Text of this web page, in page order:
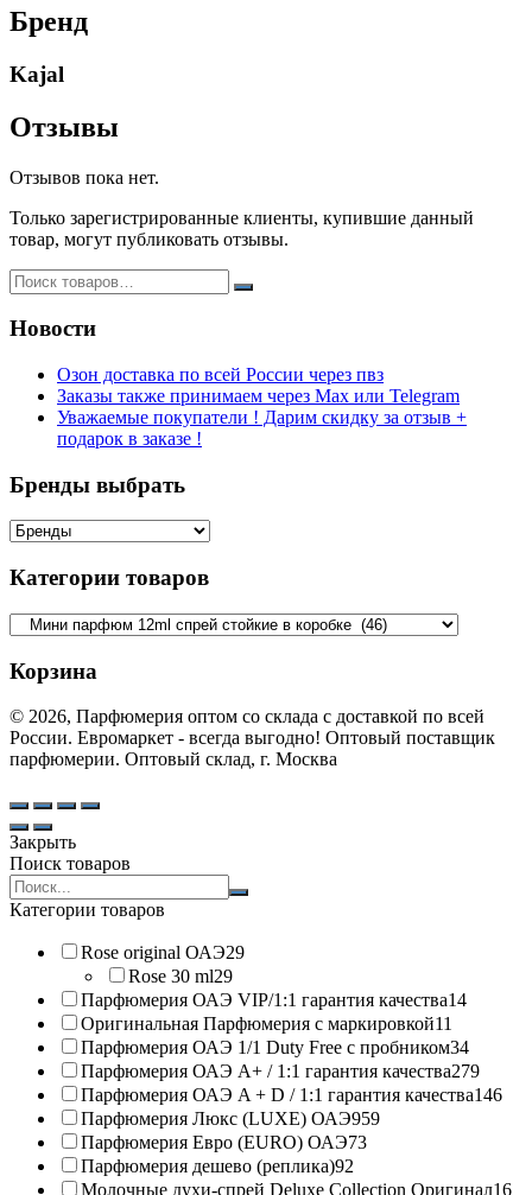
Бренд
Kajal
Отзывы
Отзывов пока нет.
Только зарегистрированные клиенты, купившие данный
товар, могут публиковать отзывы.
Новости
Озон доставка по всей России через пвз
Заказы также принимаем через Max или Telegram
Уважаемые покупатели ! Дарим скидку за отзыв +
подарок в заказе !
Бренды выбрать
Категории товаров
Корзина
© 2026, Парфюмерия оптом со склада с доставкой по всей
России. Евромаркет - всегда выгодно! Оптовый поставщик
парфюмерии. Оптовый склад, г. Москва
Закрыть
Поиск товаров
Search
products:
Категории товаров
Rose original ОАЭ29
Rose 30 ml29
Парфюмерия ОАЭ VIP/1:1 гарантия качества14
Оригинальная Парфюмерия с маркировкой11
Парфюмерия ОАЭ 1/1 Duty Free с пробником34
Парфюмерия ОАЭ A+ / 1:1 гарантия качества279
Парфюмерия ОАЭ A + D / 1:1 гарантия качества146
Парфюмерия Люкс (LUXE) ОАЭ959
Парфюмерия Евро (EURO) ОАЭ73
Парфюмерия дешево (реплика)92
Молочные духи-спрей Deluxe Collection Оригинал16